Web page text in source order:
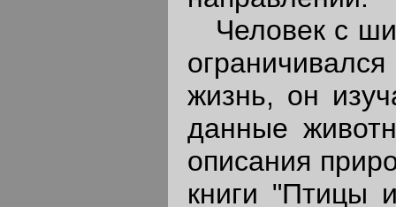
Человек с
жизнь, он
данные
описания
книги "Птицы